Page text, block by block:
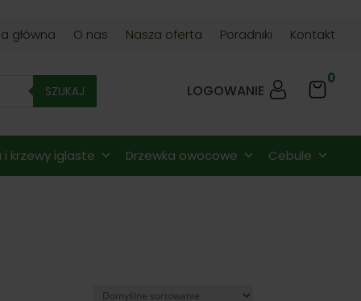
główna O nas Nasza oferta Poradniki Kontakt
SZUKAJ LOGOWANIE
0
i krzewy iglaste Drzewka owocowe Cebule